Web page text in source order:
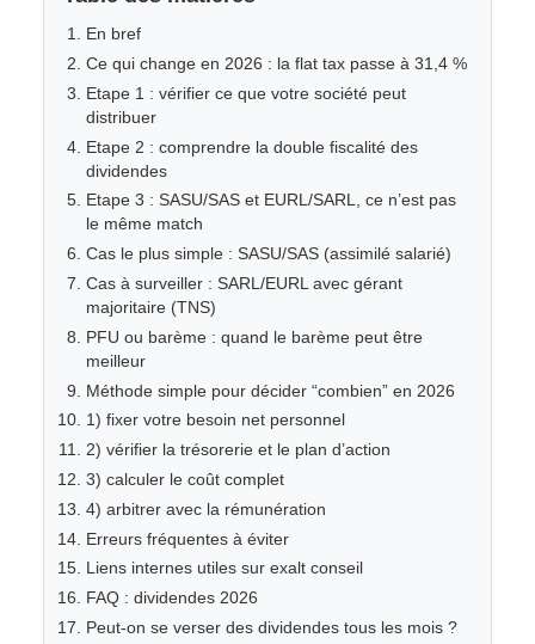
En bref
Ce qui change en 2026 : la flat tax passe à 31,4 %
Etape 1 : vérifier ce que votre société peut
distribuer
Etape 2 : comprendre la double fiscalité des
dividendes
Etape 3 : SASU/SAS et EURL/SARL, ce n’est pas
le même match
Cas le plus simple : SASU/SAS (assimilé salarié)
Cas à surveiller : SARL/EURL avec gérant
majoritaire (TNS)
PFU ou barème : quand le barème peut être
meilleur
Méthode simple pour décider “combien” en 2026
1) fixer votre besoin net personnel
2) vérifier la trésorerie et le plan d’action
3) calculer le coût complet
4) arbitrer avec la rémunération
Erreurs fréquentes à éviter
Liens internes utiles sur exalt conseil
FAQ : dividendes 2026
Peut-on se verser des dividendes tous les mois ?